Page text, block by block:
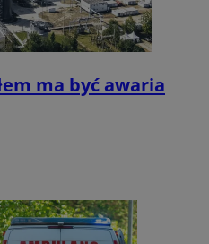
ma być awaria